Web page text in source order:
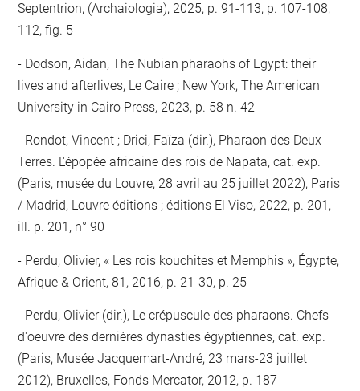
Septentrion, (Archaiologia), 2025, p. 91-113, p. 107-108,
112, fig. 5
Dodson, Aidan, The Nubian pharaohs of Egypt: their
lives and afterlives, Le Caire ; New York, The American
University in Cairo Press, 2023, p. 58 n. 42
Rondot, Vincent ; Drici, Faïza (dir.), Pharaon des Deux
Terres. L'épopée africaine des rois de Napata, cat. exp.
(Paris, musée du Louvre, 28 avril au 25 juillet 2022), Paris
/ Madrid, Louvre éditions ; éditions El Viso, 2022, p. 201,
ill. p. 201, n° 90
Perdu, Olivier, « Les rois kouchites et Memphis », Égypte,
Afrique & Orient, 81, 2016, p. 21-30, p. 25
Perdu, Olivier (dir.), Le crépuscule des pharaons. Chefs-
d'oeuvre des dernières dynasties égyptiennes, cat. exp.
(Paris, Musée Jacquemart-André, 23 mars-23 juillet
2012), Bruxelles, Fonds Mercator, 2012, p. 187